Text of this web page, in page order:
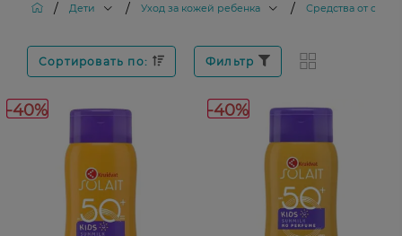
/ Дети / Уход за кожей ребенка / Средства от
Сортировать по: Фильтр
-40% -40%